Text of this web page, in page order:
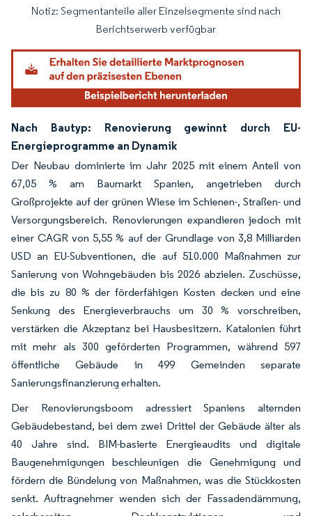
Bild © Mordor Intelligence. Wiederverwendung erfordert Namensnennung
Notiz: Segmentanteile aller Einzelsegmente sind nach
Berichtserwerb verfügbar
Nach Bautyp: Renovierung gewinnt durch EU-
Energieprogramme an Dynamik
Der Neubau dominierte im Jahr 2025 mit einem Anteil von
67,05 % am Baumarkt Spanien, angetrieben durch
Großprojekte auf der grünen Wiese im Schienen-, Straßen- und
Versorgungsbereich. Renovierungen expandieren jedoch mit
einer CAGR von 5,55 % auf der Grundlage von 3,8 Milliarden
USD an EU-Subventionen, die auf 510.000 Maßnahmen zur
Sanierung von Wohngebäuden bis 2026 abzielen. Zuschüsse,
die bis zu 80 % der förderfähigen Kosten decken und eine
Senkung des Energieverbrauchs um 30 % vorschreiben,
verstärken die Akzeptanz bei Hausbesitzern. Katalonien führt
mit mehr als 300 geförderten Programmen, während 597
öffentliche Gebäude in 499 Gemeinden separate
Sanierungsfinanzierung erhalten.
Der Renovierungsboom adressiert Spaniens alternden
Gebäudebestand, bei dem zwei Drittel der Gebäude älter als
40 Jahre sind. BIM-basierte Energieaudits und digitale
Baugenehmigungen beschleunigen die Genehmigung und
fördern die Bündelung von Maßnahmen, was die Stückkosten
senkt. Auftragnehmer wenden sich der Fassadendämmung,